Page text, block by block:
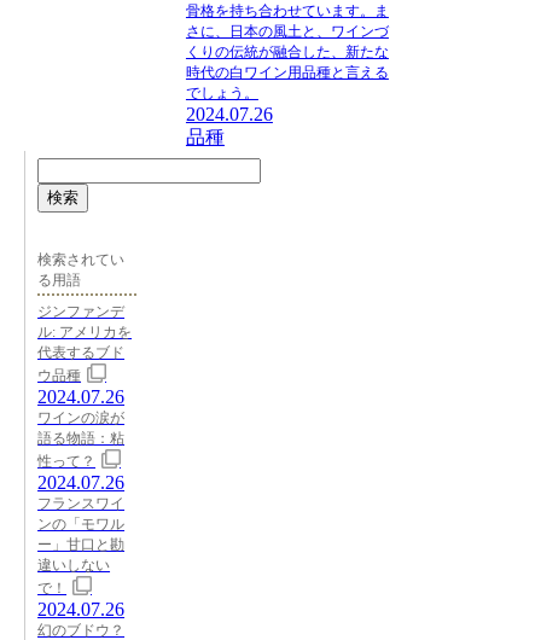
骨格を持ち合わせています。ま
さに、日本の風土と、ワインづ
くりの伝統が融合した、新たな
時代の白ワイン用品種と言える
でしょう。
2024.07.26
品種
検索
検索されてい
る用語
ジンファンデ
ル: アメリカを
代表するブド
ウ品種
2024.07.26
ワインの涙が
語る物語：粘
性って？
2024.07.26
フランスワイ
ンの「モワル
ー」甘口と勘
違いしない
で！
2024.07.26
幻のブドウ？